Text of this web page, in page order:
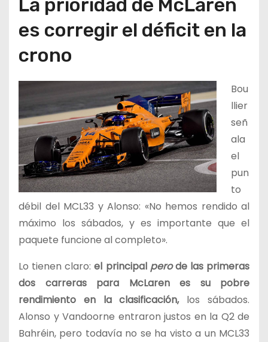
La prioridad de McLaren
es corregir el déficit en la
crono
Bou
llier
señ
ala
el
pun
to
débil del MCL33 y Alonso: «No hemos rendido al
máximo los sábados, y es importante que el
paquete funcione al completo».
Lo tienen claro:el principal perode las primeras
dos carreras para McLaren es su pobre
rendimiento en la clasificación,los sábados.
Alonso y Vandoorne entraron justos en la Q2 de
Bahréin, pero todavía no se ha visto a un MCL33